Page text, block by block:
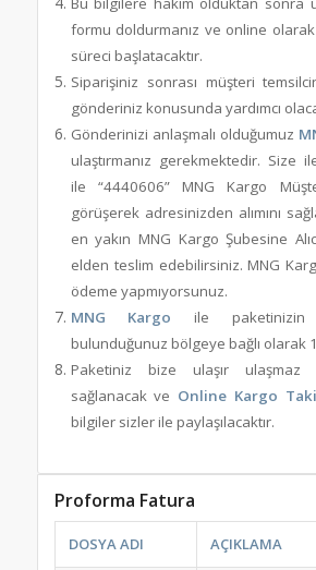
formu doldurmanız ve online
süreci başlatacaktır.
Siparişiniz sonrası müşteri
gönderiniz konusunda yardımcı
Gönderinizi anlaşmalı olduğumuz
ulaştırmanız gerekmektedir. Size
ile “4440606” MNG Kargo
görüşerek adresinizden alımını
en yakın MNG Kargo Şubesine
elden teslim edebilirsiniz. MNG
ödeme yapmıyorsunuz.
MNG Kargo ile paketinizin
bulunduğunuz bölgeye bağlı olarak
Paketiniz bize ulaşır ulaşmaz
sağlanacak ve Online Kargo
bilgiler sizler ile paylaşılacaktır.
Proforma Fatura
DOSYA ADI AÇIKLAMA